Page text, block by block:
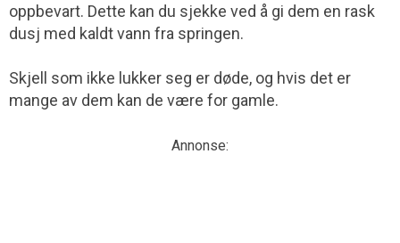
oppbevart. Dette kan du sjekke ved å gi dem en rask
dusj med kaldt vann fra springen.
Skjell som ikke lukker seg er døde, og hvis det er
mange av dem kan de være for gamle.
Annonse: